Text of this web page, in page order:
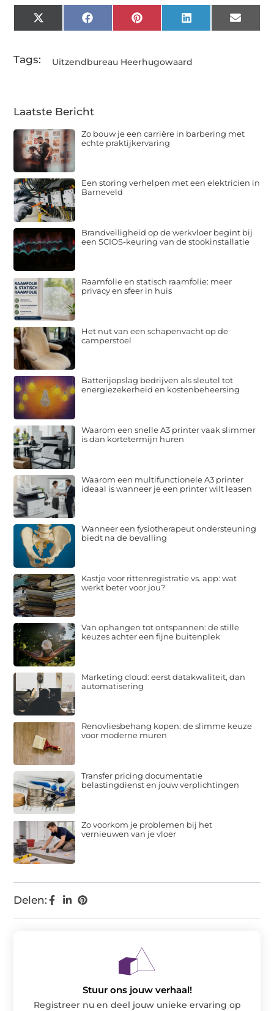
X
(Twitter)
FacebookPinterestLinkedInEmail
Tags: Uitzendbureau Heerhugowaard
Delen:
Laatste Bericht
Zo bouw je een carrière in barbering met
echte praktijkervaring
Een storing verhelpen met een elektricien in
Barneveld
Brandveiligheid op de werkvloer begint bij
een SCIOS-keuring van de stookinstallatie
Raamfolie en statisch raamfolie: meer
privacy en sfeer in huis
Het nut van een schapenvacht op de
camperstoel
Batterijopslag bedrijven als sleutel tot
energiezekerheid en kostenbeheersing
Waarom een snelle A3 printer vaak slimmer
is dan kortetermijn huren
Waarom een multifunctionele A3 printer
ideaal is wanneer je een printer wilt leasen
Wanneer een fysiotherapeut ondersteuning
biedt na de bevalling
Kastje voor rittenregistratie vs. app: wat
werkt beter voor jou?
Van ophangen tot ontspannen: de stille
keuzes achter een fijne buitenplek
Marketing cloud: eerst datakwaliteit, dan
automatisering
Renovliesbehang kopen: de slimme keuze
voor moderne muren
Transfer pricing documentatie
belastingdienst en jouw verplichtingen
Zo voorkom je problemen bij het
vernieuwen van je vloer
Stuur ons jouw verhaal!
Registreer nu en deel jouw unieke ervaring op